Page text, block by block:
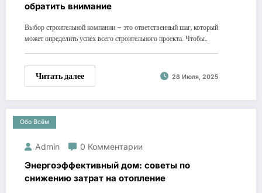
обратить внимание
Выбор строительной компании – это ответственный шаг, который
может определить успех всего строительного проекта. Чтобы…
Читать далее 28 Июля, 2025
Обо Всём
Admin 0 Комментарии
Энергоэффективный дом: советы по
снижению затрат на отопление